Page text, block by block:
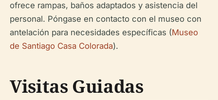
ofrece rampas, baños adaptados y asistencia del
personal. Póngase en contacto con el museo con
antelación para necesidades específicas (Museo
de Santiago Casa Colorada).
Visitas Guiadas